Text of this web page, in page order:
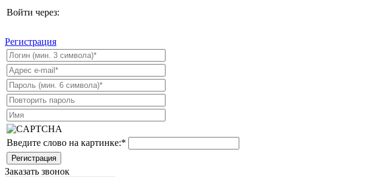
Войти через:
Регистрация
Введите слово на картинке:*
Заказать звонок